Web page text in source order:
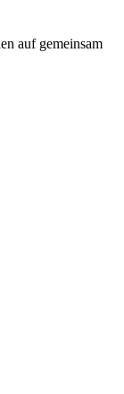
auf gemeinsam